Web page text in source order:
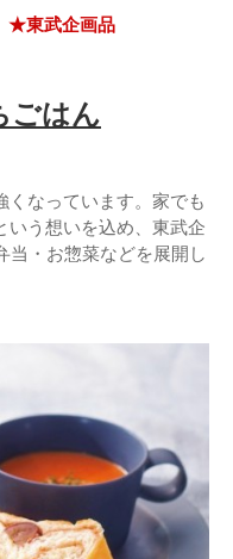
★東武企画品
ごはん
くなっています。家でも
いう想いを込め、東武企
当・お惣菜などを展開し